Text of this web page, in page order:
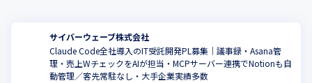
サイバーウェーブ株式会社
Claude Code全社導入のIT受託開発PL募集｜議事録・Asana管
理・売上WチェックをAIが担当・MCPサーバー連携でNotionも自
動管理／客先常駐なし・大手企業実績多数